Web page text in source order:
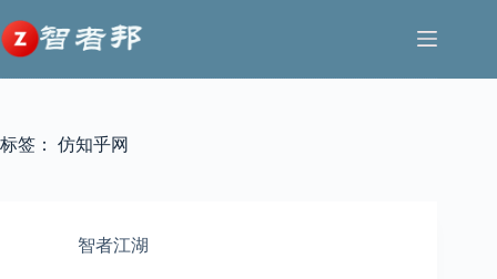
至
内
容
标签： 仿知乎网
智者江湖